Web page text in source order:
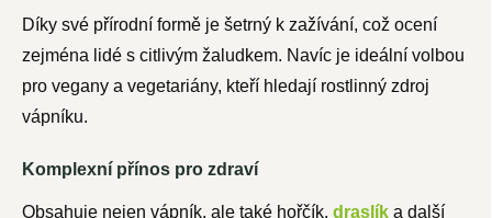
Díky své přírodní formě je šetrný k zažívání, což ocení
zejména lidé s citlivým žaludkem. Navíc je ideální volbou
pro vegany a vegetariány, kteří hledají rostlinný zdroj
vápníku.
Komplexní přínos pro zdraví
Obsahuje nejen vápník, ale také hořčík, draslík a další